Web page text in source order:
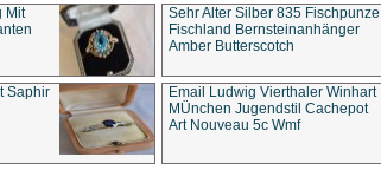
Mit
Sehr Alter Silber 835 Fischpunze
Fischland Bernsteinanhänger
Amber Butterscotch
Saphir
Email Ludwig Vierthaler Winhart
MÜnchen Jugendstil Cachepot
Art Nouveau 5c Wmf